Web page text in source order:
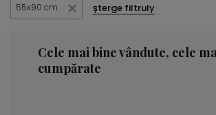
55x90 cm șterge filtruly
Cele mai bine vândute, cele
cumpărate